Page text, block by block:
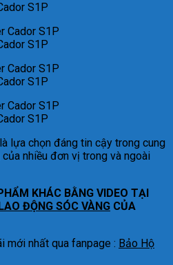
S1P
S1P
S1P
S1P
là lựa chọn đáng tin cậy trong cung
nhiều đơn vị trong và ngoài
KHÁC BẰNG VIDEO TẠI
ĐỘNG SÓC VÀNG CỦA
mới nhất qua fanpage : Bảo Hộ